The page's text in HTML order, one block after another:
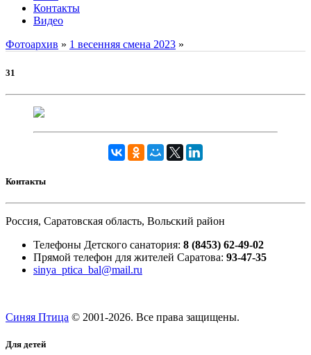
Контакты
Видео
Фотоархив » 1 весенняя смена 2023 »
31
Контакты
Россия, Саратовская область, Вольский район
Телефоны Детского санатория: 8 (8453) 62-49-02
Прямой телефон для жителей Саратова: 93-47-35
sinya_ptica_bal@mail.ru
Синяя Птица © 2001-2026. Все права защищены.
Для детей